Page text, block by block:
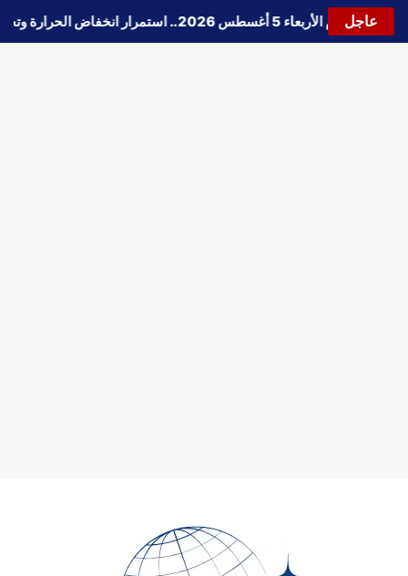
عاجل
اليوم الأربعاء 5 أغسطس 2026.. استمرار انخفاض الحرارة وتحذيرات من الشبورة واضطراب الملاحة